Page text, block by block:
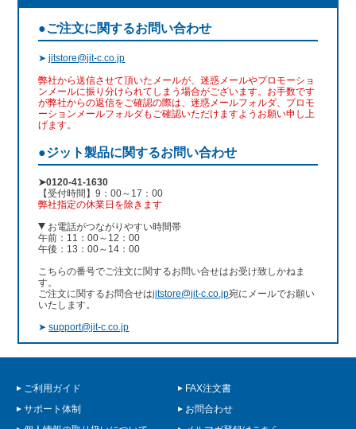
●ご注文に関するお問い合わせ
➤jitstore@jit-c.co.jp
弊社から送信させて頂いたメールが、迷惑メールやプロモーショ
ンメールに振り分けられてしまう場合がございます。お手数です
が弊社からの返信をご確認の際は、迷惑メールフォルダ、プロモ
ーションメールフォルダもご確認いただけますようお願い申し上
げます。
●ジット製品に関するお問い合わせ
➤0120-41-1630
【受付時間】9：00～17：00
弊社指定の休業日を除きます
お電話がつながりやすい時間帯
午前：11：00～12：00
午後：13：00～14：00
こちらの番号でご注文に関するお問い合せはお受け致しかねま
す。
ご注文に関するお問合せはjitstore@jit-c.co.jp宛にメールでお願い
いたします。
➤support@jit-c.co.jp
ご利用ガイド
FAX注文書
サポート体制
お問合わせ